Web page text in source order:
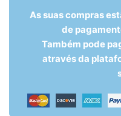
As suas compras
de
Também pode
através da